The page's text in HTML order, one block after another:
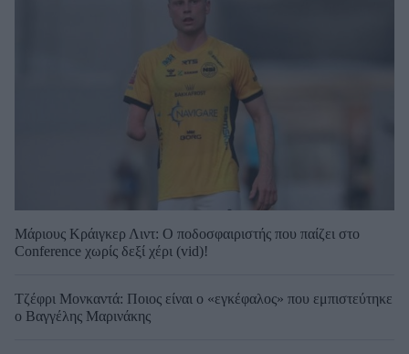
Μάριους Κράιγκερ Λιντ: Ο ποδοσφαιριστής που παίζει στο
Conference χωρίς δεξί χέρι (vid)!
Τζέφρι Μονκαντά: Ποιος είναι ο «εγκέφαλος» που εμπιστεύτηκε
ο Βαγγέλης Μαρινάκης